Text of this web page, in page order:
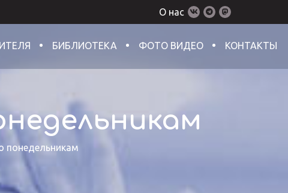
О нас
БИБЛИОТЕКА ФОТО ВИДЕО КОНТАКТЫ
понедельникам